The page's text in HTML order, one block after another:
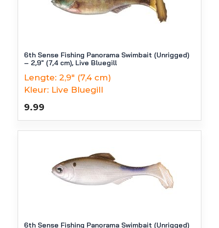
6th Sense Fishing Panorama Swimbait (Unrigged)
– 2,9″ (7,4 cm), Live Bluegill
Lengte: 2,9" (7,4 cm)
Kleur: Live Bluegill
9.99
6th Sense Fishing Panorama Swimbait (Unrigged)